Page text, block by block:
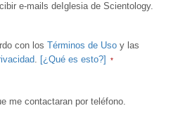
e-mails deIglesia de Scientology.
con los Términos de Uso y las
. [¿Qué es esto?]
me contactaran por teléfono.